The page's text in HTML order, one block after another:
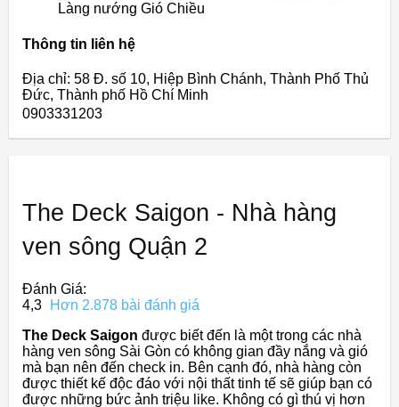
Làng nướng Gió Chiều
Thông tin liên hệ
Địa chỉ: 58 Đ. số 10, Hiệp Bình Chánh, Thành Phố Thủ
Đức, Thành phố Hồ Chí Minh
0903331203
The Deck Saigon - Nhà hàng
ven sông Quận 2
Đánh Giá:
4,3
Hơn 2.878 bài đánh giá
The Deck Saigon được biết đến là một trong các nhà
hàng ven sông Sài Gòn có không gian đầy nắng và gió
mà bạn nên đến check in. Bên cạnh đó, nhà hàng còn
được thiết kế độc đáo với nội thất tinh tế sẽ giúp bạn có
được những bức ảnh triệu like. Không có gì thú vị hơn